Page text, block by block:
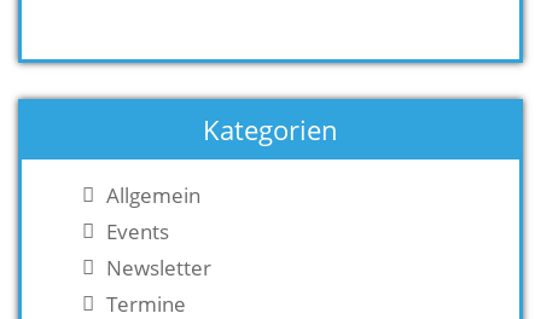
Kategorien
Allgemein
Events
Newsletter
Termine